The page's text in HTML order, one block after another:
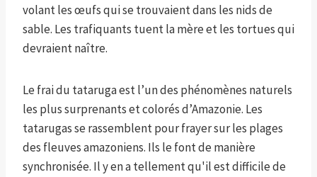
volant les œufs qui se trouvaient dans les nids de
sable. Les trafiquants tuent la mère et les tortues qui
devraient naître.
Le frai du tataruga est l’un des phénomènes naturels
les plus surprenants et colorés d’Amazonie. Les
tatarugas se rassemblent pour frayer sur les plages
des fleuves amazoniens. Ils le font de manière
synchronisée. Il y en a tellement qu'il est difficile de